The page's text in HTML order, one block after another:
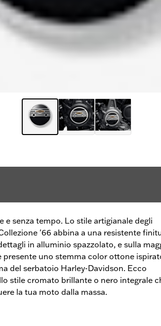
e senza tempo. Lo stile artigianale degli
'66 abbina a una resistente
in alluminio spazzolato, e sulla
presente uno stemma color ottone
del serbatoio Harley-Davidson. Ecco
stile cromato brillante o nero integrale
la tua moto dalla massa.